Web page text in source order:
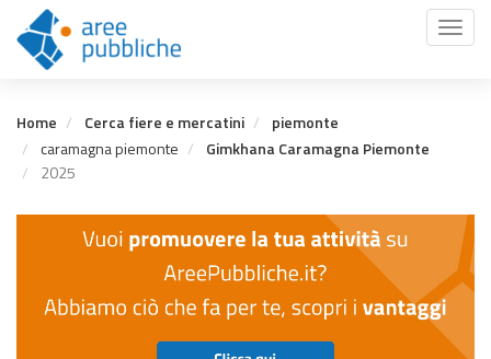
contenuto
principale
Toggle
Home Cerca fiere e mercatini
piemonte
caramagna piemonte
Gimkhana Caramagna Piemonte
2025